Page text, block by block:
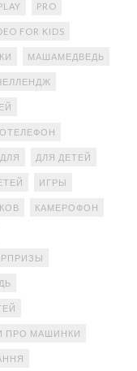
PRO
FOR KIDS
МАШАМЕДВЕДЬ
ДЛЯ ДЛЯ ДЕТЕЙ
ИГРЫ
КАМЕРОФОН
ПРО МАШИНКИ